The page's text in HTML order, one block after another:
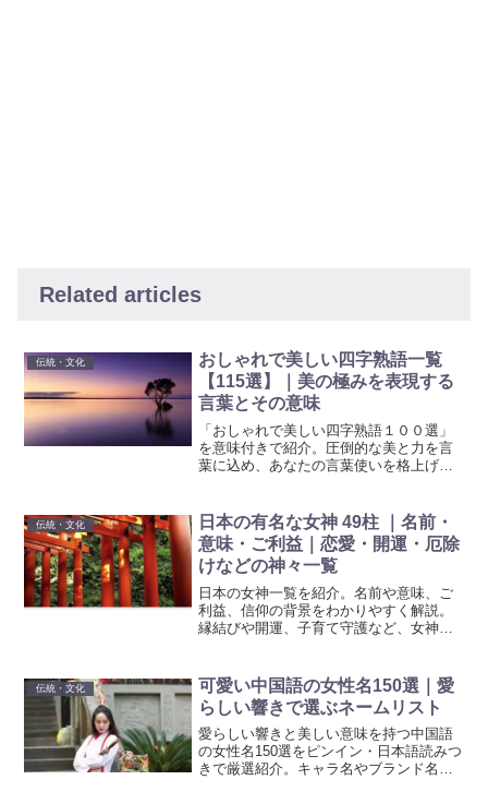
Related articles
伝統・文化
おしゃれで美しい四字熟語一覧
【115選】｜美の極みを表現する
言葉とその意味
「おしゃれで美しい四字熟語１００選」
を意味付きで紹介。圧倒的な美と力を言
葉に込め、あなたの言葉使いを格上げ。
しい日本語をもっと身近に感じ、言葉の
選び方一つで印象が変わることを実感し
ましょう。
伝統・文化
日本の有名な女神 49柱 ｜名前・
意味・ご利益｜恋愛・開運・厄除
けなどの神々一覧
日本の女神一覧を紹介。名前や意味、ご
利益、信仰の背景をわかりやすく解説。
縁結びや開運、子育て守護など、女神の
伝統・文化
可愛い中国語の女性名150選｜愛
らしい響きで選ぶネームリスト
愛らしい響きと美しい意味を持つ中国語
の女性名150選をピンイン・日本語読みつ
きで厳選紹介。キャラ名やブランド名に